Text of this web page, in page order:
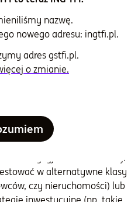
w tym polskie.
urozmaicenie portfeli o
Te mają pomóc
się przed
i czym są fundusze o
produktów. Jak sama nazwa
niż tradycyjne fundusze akcji
w alternatywne klasy
czy nieruchomości) lub
nazwę.
nowego adresu: ingtfi.pl.
adres gstfi.pl.
o zmianie.